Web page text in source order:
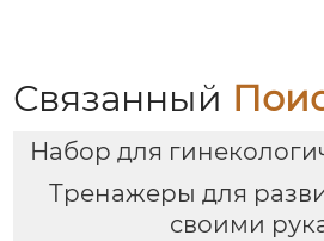
Связанный
Набор для
Тренажеры для
своими